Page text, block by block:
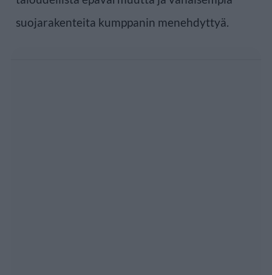
suojarakenteita kumppanin menehdyttyä.